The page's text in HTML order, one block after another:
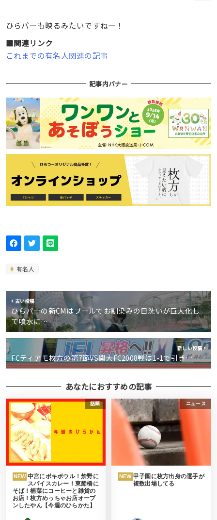
ひらパーも映るみたいですねー！
■関連リンク
これまでの有名人関連の記事
記事内バナー
有名人
古い投稿
ひらパーの新CMはプールでお馴染みの目洗いが巨大化し
て噴水に…
新しい投稿
FCティアモ枚方の第7節VS関大FC2008戦は1-1で引き…
あなたにおすすめの記事
話題
NEW 中宮にポキボウル！禁野に
スパイスカレー！東船橋に
そば！楠葉にコーヒーと雑貨の
お店！枚方めっちゃお店オープ
ンしたやん【今週のひらかた】
ニュース
NEW 甲子園に枚方出身の選手が
複数出場してる